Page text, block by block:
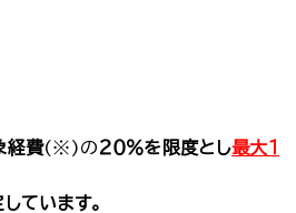
経費(※)の２０％を限度とし最大１
ています。